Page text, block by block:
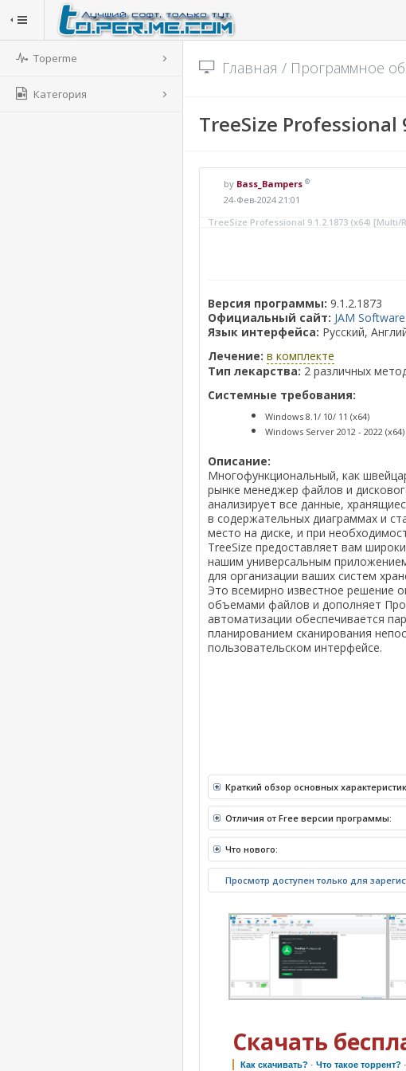
Toperme
Категория
Главная / Программное
TreeSize
by Bass_Bampers ®
24-Фев-2024 21:01
TreeSize Professional 9.1.2.1873 (x64) [Multi/
Версия программы: 9.1.2.1873
Официальный сайт: JAM Software
Язык интерфейса: Русский,
Лечение: в комплекте
Тип лекарства: 2 различных
Системные требования:
Windows 8.1/ 10/ 11 (x64)
Windows Server 2012 - 2022 (x64)
Описание:
Многофункциональный, как
рынке менеджер файлов и
анализирует все данные,
в содержательных диаграммах и
место на диске, и при
TreeSize предоставляет вам
нашим универсальным
для организации ваших систем
Это всемирно известное решение
объемами файлов и дополняет
автоматизации обеспечивается
планированием сканирования
пользовательском интерфейсе.
Краткий обзор основных
Отличия от Free версии программы:
Что нового:
Просмотр доступен только для
Скачать
Как скачивать? · Что такое торрент? ·